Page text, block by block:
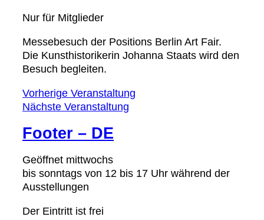
Nur für Mitglieder
Messebesuch der Positions Berlin Art Fair.
Die Kunsthistorikerin Johanna Staats wird den
Besuch begleiten.
Vorherige Veranstaltung
Nächste Veranstaltung
Footer – DE
Geöffnet mittwochs
bis sonntags von 12 bis 17 Uhr während der
Ausstellungen
Der Eintritt ist frei